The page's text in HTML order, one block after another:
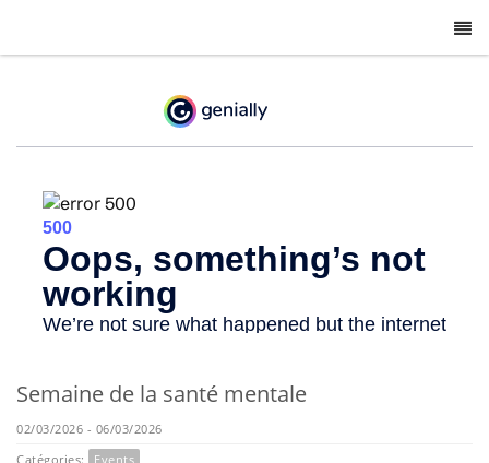
Semaine de la santé mentale
02/03/2026 - 06/03/2026
Catégories:
Events